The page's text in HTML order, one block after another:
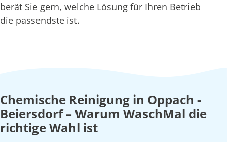
berät Sie gern, welche Lösung für Ihren Betrieb
die passendste ist.
Chemische Reinigung in Oppach -
Beiersdorf – Warum WaschMal die
richtige Wahl ist